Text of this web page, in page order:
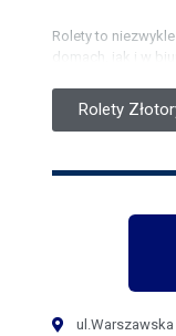
Rolety to
domach, jak i w
dekoracyjny, który
Jeśli jesteś
Przede wszystkim
nadmiernym
zimą. Dzięki nim
przenikającego
przed nadmiernym
Rolety